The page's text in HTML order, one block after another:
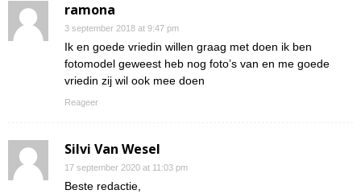
ramona
3 september 2018 at 9:47 pm
Ik en goede vriedin willen graag met doen ik ben
fotomodel geweest heb nog foto’s van en me goede
vriedin zij wil ook mee doen
Reageer
Silvi Van Wesel
17 september 2020 at 11:03 pm
Beste redactie,